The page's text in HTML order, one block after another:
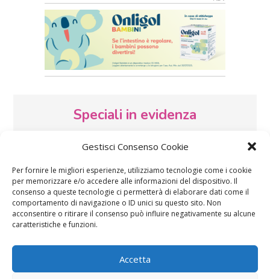
Gestisci Consenso Cookie
Per fornire le migliori esperienze, utilizziamo tecnologie come i cookie
per memorizzare e/o accedere alle informazioni del dispositivo. Il
consenso a queste tecnologie ci permetterà di elaborare dati come il
comportamento di navigazione o ID unici su questo sito. Non
acconsentire o ritirare il consenso può influire negativamente su alcune
caratteristiche e funzioni.
Accetta
Speciali in evidenza
Vaccini SOS Pediatra